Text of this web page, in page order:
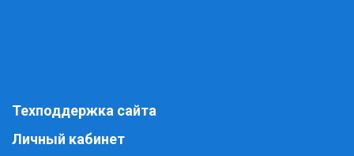
Техподдержка сайта
Личный кабинет